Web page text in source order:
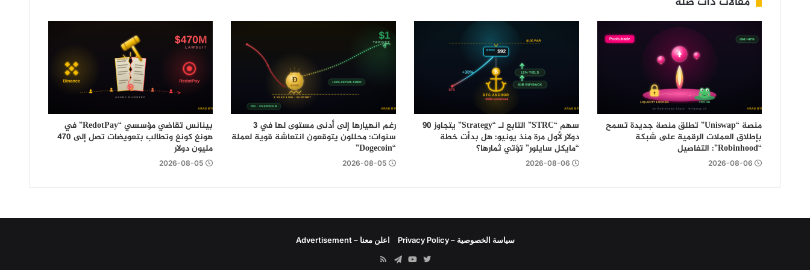
منصة “Uniswap” تطلق منصة جديدة تسمح
بإطلاق العملات الرقمية على شبكة
“Robinhood”: التفاصيل
2026-08-06
سهم “STRC” التابع لـ “Strategy” يتجاوز 90
دولار لأول مرة منذ يونيو: هل بدأت خطة
“مايكل سايلور” تؤتي ثمارها؟
2026-08-06
رغم انهيارها إلى أدنى مستوى لها في 3
سنوات: محللون يتوقعون انتعاشة قوية لعملة
“Dogecoin”
2026-08-05
بينانس تقاضي مؤسسي “RedotPay” في
هونغ كونغ وتطالب بتعويضات تصل إلى 470
مليون دولار
2026-08-05
سياسة الخصوصية – Privacy Policy اعلن معنا – Advertisement